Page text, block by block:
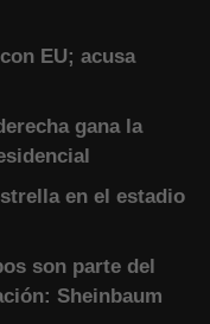
EU; acusa
gana la
en el estadio
son parte del
Sheinbaum